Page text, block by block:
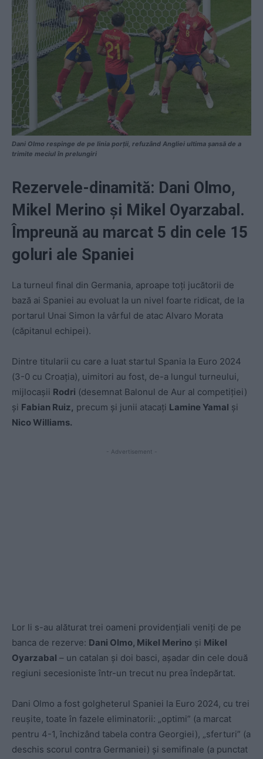
Dani Olmo respinge de pe linia porții, refuzând Angliei ultima șansă de a
trimite meciul în prelungiri
Rezervele-dinamită: Dani Olmo,
Mikel Merino și Mikel Oyarzabal.
Împreună au marcat 5 din cele 15
goluri ale Spaniei
La turneul final din Germania, aproape toți jucătorii de
bază ai Spaniei au evoluat la un nivel foarte ridicat, de la
portarul Unai Simon la vârful de atac Alvaro Morata
(căpitanul echipei).
Dintre titularii cu care a luat startul Spania la Euro 2024
(3-0 cu Croația), uimitori au fost, de-a lungul turneului,
mijlocașii Rodri (desemnat Balonul de Aur al competiției)
și Fabian Ruiz, precum și junii atacați Lamine Yamal și
Nico Williams.
- Advertisement -
Lor li s-au alăturat trei oameni providențiali veniți de pe
banca de rezerve: Dani Olmo, Mikel Merino și Mikel
Oyarzabal – un catalan și doi basci, așadar din cele două
regiuni secesioniste într-un trecut nu prea îndepărtat.
Dani Olmo a fost golgheterul Spaniei la Euro 2024, cu trei
reușite, toate în fazele eliminatorii: „optimi” (a marcat
pentru 4-1, închizând tabela contra Georgiei), „sferturi” (a
deschis scorul contra Germaniei) și semifinale (a punctat